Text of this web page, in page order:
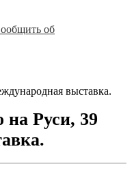
об
выставка.
на Руси, 39